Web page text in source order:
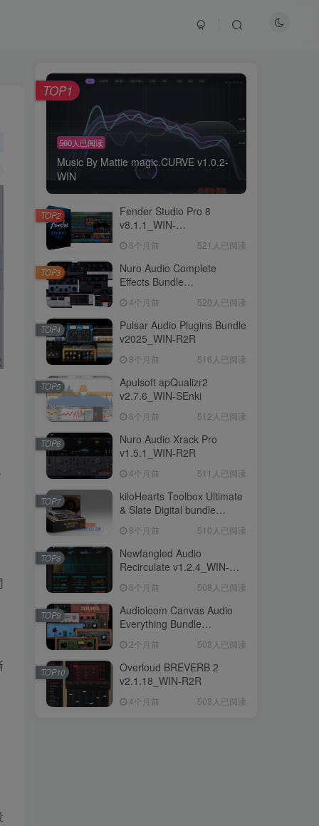
560人已阅读
Music By Mattie magic.CURVE v1.0.2-
WIN
TOP1
Fender Studio Pro 8
v8.1.1_WIN-
6个月前 521人已阅读
TOP2
Nuro Audio Complete
Effects Bundle
Zom（2026.05.06更新）
4个月前 520人已阅读
TOP3
Pulsar Audio Plugins Bundle
v2025_WIN-R2R
8个月前 516人已阅读
TOP4
Apulsoft apQualizr2
v2.7.6_WIN-SEnki
6个月前 512人已阅读
TOP5
Nuro Audio Xrack Pro
v1.5.1_WIN-R2R
4个月前 511人已阅读
TOP6
kiloHearts Toolbox Ultimate
& Slate Digital bundle
CE.VR（2026.03.22更新）
8个月前 510人已阅读
TOP7
Newfangled Audio
Recirculate v1.2.4_WIN-
6个月前 508人已阅读
TOP8
Audioloom Canvas Audio
Everything Bundle
2个月前 503人已阅读
TOP9
Overloud BREVERB 2
v2.1.18_WIN-R2R
4个月前 503人已阅读
TOP10